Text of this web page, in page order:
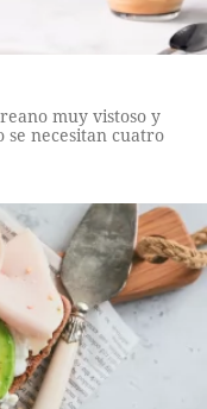
muy vistoso y
se necesitan cuatro